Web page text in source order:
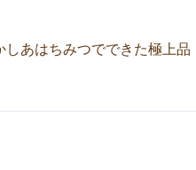
あはちみつでできた極上